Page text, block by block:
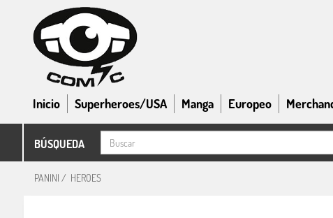
Inicio Superheroes/USA Manga Europeo
BÚSQUEDA
PANINI / HEROES